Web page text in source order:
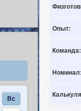
Опыт:
Команда:
Вс